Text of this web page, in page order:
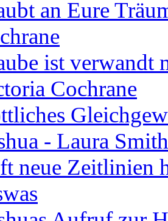
an Eure
ist verwandt
Cochrane
- Laura
neue Zeitlinien